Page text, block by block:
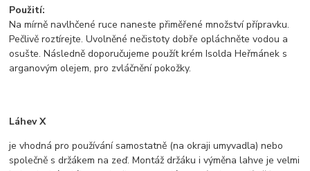
Použití:
Na mírně navlhčené ruce naneste přiměřené množství přípravku.
Pečlivě roztírejte. Uvolněné nečistoty dobře opláchněte vodou a
osušte. Následně doporučujeme použít krém Isolda Heřmánek s
arganovým olejem, pro zvláčnění pokožky.​
Láhev X
je vhodná pro používání samostatně (na okraji umyvadla) nebo
společně s držákem na zeď. Montáž držáku i výměna lahve je velmi